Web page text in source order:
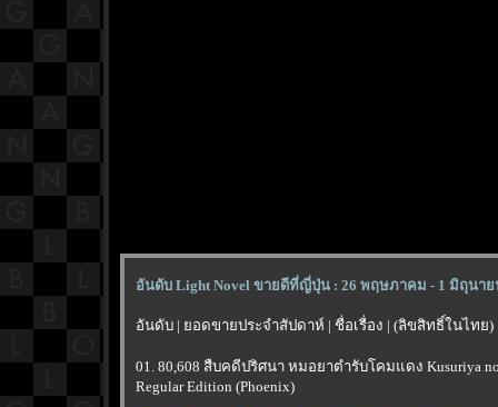
อันดับ Light Novel ขายดีที่ญี่ปุ่น : 26 พฤษภาคม - 1 มิถุนาย
อันดับ | ยอดขายประจำสัปดาห์ | ชื่อเรื่อง | (ลิขสิทธิ์ในไทย)
01. 80,608 สืบคดีปริศนา หมอยาตำรับโคมแดง Kusuriya
Regular Edition (Phoenix)